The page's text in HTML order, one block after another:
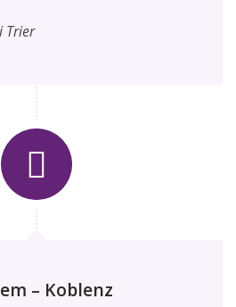
Trier
– Koblenz